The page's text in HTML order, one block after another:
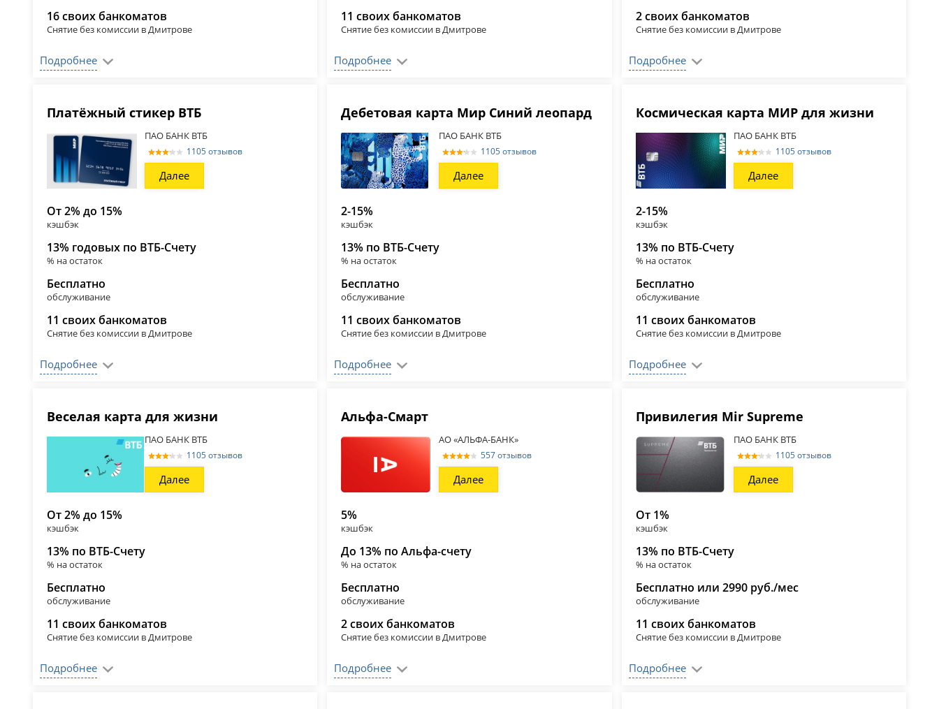
16 своих банкоматов
Снятие без комиссии в Дмитрове
Подробнее
11 своих банкоматов
Снятие без комиссии в Дмитрове
Подробнее
2 своих банкоматов
Снятие без комиссии в Дмитрове
Подробнее
Платёжный стикер ВТБ
ПАО БАНК ВТБ
1105 отзывов
Далее
От 2% до 15%
кэшбэк
13% годовых по ВТБ-Счету
% на остаток
Бесплатно
обслуживание
11 своих банкоматов
Снятие без комиссии в Дмитрове
Подробнее
Дебетовая карта Мир Синий леопард
ПАО БАНК ВТБ
1105 отзывов
Далее
2-15%
кэшбэк
13% по ВТБ-Счету
% на остаток
Бесплатно
обслуживание
11 своих банкоматов
Снятие без комиссии в Дмитрове
Подробнее
Космическая карта МИР для жизни
ПАО БАНК ВТБ
1105 отзывов
Далее
2-15%
кэшбэк
13% по ВТБ-Счету
% на остаток
Бесплатно
обслуживание
11 своих банкоматов
Снятие без комиссии в Дмитрове
Подробнее
Веселая карта для жизни
ПАО БАНК ВТБ
1105 отзывов
Далее
От 2% до 15%
кэшбэк
13% по ВТБ-Счету
% на остаток
Бесплатно
обслуживание
11 своих банкоматов
Снятие без комиссии в Дмитрове
Подробнее
Альфа‑Смарт
АО «АЛЬФА-БАНК»
557 отзывов
Далее
5%
кэшбэк
До 13% по Альфа-счету
% на остаток
Бесплатно
обслуживание
2 своих банкоматов
Снятие без комиссии в Дмитрове
Подробнее
Привилегия Mir Supreme
ПАО БАНК ВТБ
1105 отзывов
Далее
От 1%
кэшбэк
13% по ВТБ-Счету
% на остаток
Бесплатно или 2990 руб./мес
обслуживание
11 своих банкоматов
Снятие без комиссии в Дмитрове
Подробнее